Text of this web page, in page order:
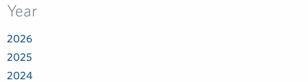
Year
2026
2025
2024